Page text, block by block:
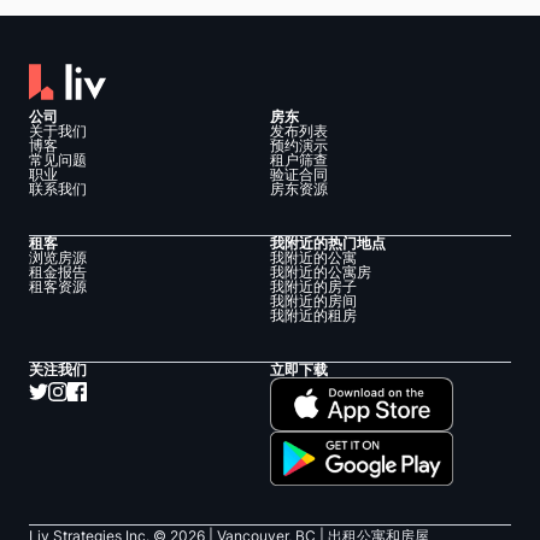
公司
关于我们
博客
常见问题
职业
联系我们
房东
发布列表
预约演示
租户筛查
验证合同
房东资源
租客
浏览房源
租金报告
租客资源
我附近的热门地点
我附近的公寓
我附近的公寓房
我附近的房子
我附近的房间
我附近的租房
关注我们 立即下载
Liv Strategies Inc. © 2026 | Vancouver, BC | 出租公寓和房屋